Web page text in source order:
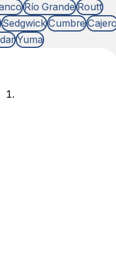
Río Grande Routt
Sedgwick Cumbre
Yuma